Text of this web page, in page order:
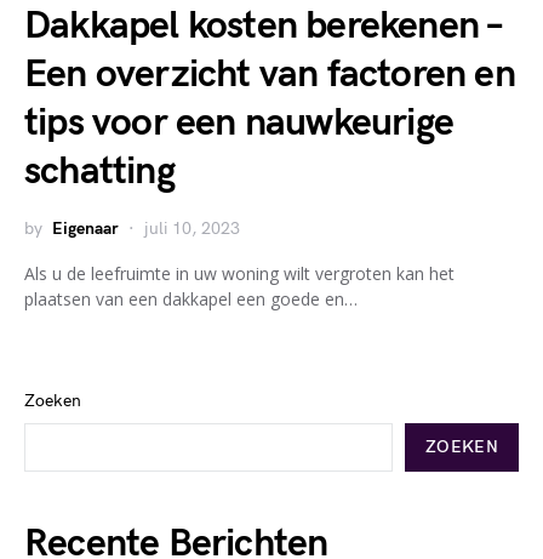
Dakkapel kosten berekenen –
Een overzicht van factoren en
tips voor een nauwkeurige
schatting
by Eigenaar juli 10, 2023
Als u de leefruimte in uw woning wilt vergroten kan het
plaatsen van een dakkapel een goede en…
Zoeken
ZOEKEN
Recente Berichten